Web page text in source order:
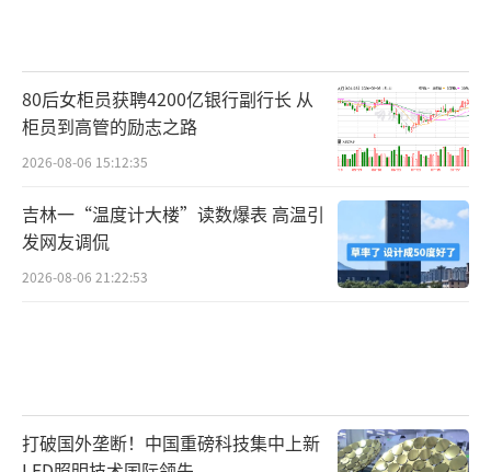
80后女柜员获聘4200亿银行副行长 从
柜员到高管的励志之路
2026-08-06 15:12:35
吉林一“温度计大楼”读数爆表 高温引
发网友调侃
2026-08-06 21:22:53
打破国外垄断！中国重磅科技集中上新